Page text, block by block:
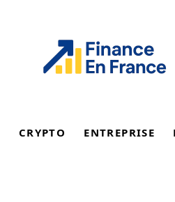
CRYPTO ENTREPRISE